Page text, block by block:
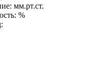
мм.рт.ст.
%